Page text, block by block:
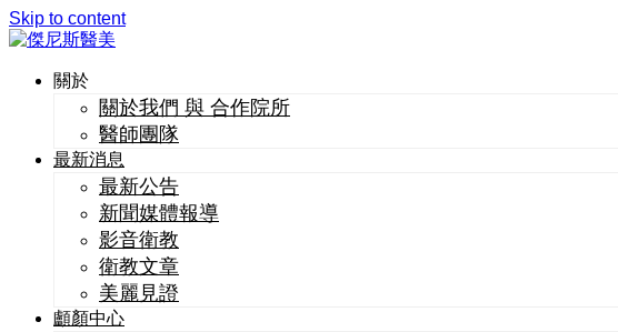
Skip to content
關於
關於我們 與 合作院所
醫師團隊
最新消息
最新公告
新聞媒體報導
影音衛教
衛教文章
美麗見證
顱顏中心